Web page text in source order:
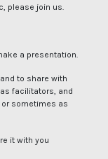
please join us.
a presentation.
to share with
facilitators, and
sometimes as
it with you